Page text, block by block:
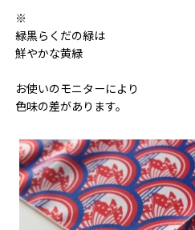
※
緑黒らくだの緑は
鮮やかな黄緑
お使いのモニターにより
色味の差があります。